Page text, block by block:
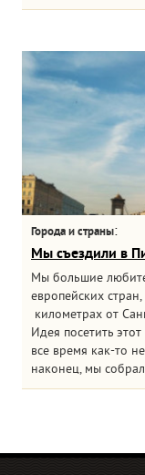
Города и страны:
Мы съездили в
Мы большие
европейских
километрах от
Идея посетить
все время как-то
наконец, мы